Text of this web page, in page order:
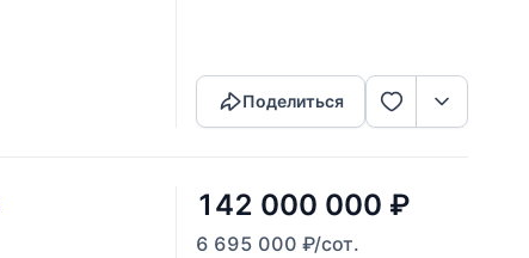
Поделиться
142 000 000 ₽
6 695 000 ₽/сот.